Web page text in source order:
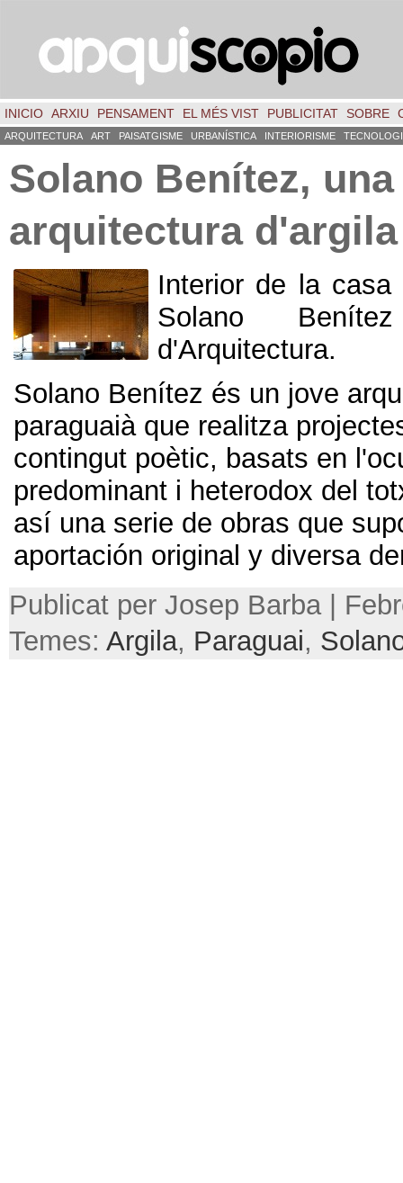
INICIO ARXIU PENSAMENT EL MÉS VIST PUBLICITAT SOBRE
ARQUITECTURA ART PAISATGISME URBANÍSTICA INTERIORISME
Solano Benítez, una
arquitectura d'argila
Interior de la
Solano
d'Arquitectura.
Solano Benítez és un jove
paraguaià que realitza
contingut poètic, basats en
predominant i heterodox del
así una serie de obras que
aportación original y diversa
Publicat per Josep Barba |
Temes: Argila, Paraguai,